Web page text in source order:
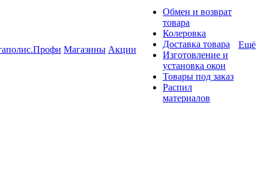
Магазины Акции
Обмен и возврат
товара
Колеровка
Доставка товара
Изготовление и
установка окон
Товары под заказ
Распил
материалов
Ещё